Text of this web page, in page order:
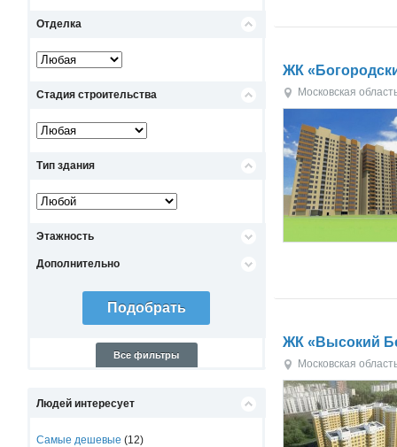
Отделка
Стадия строительства
Тип здания
Этажность
Дополнительно
Все фильтры
Людей интересует
Самые дешевые (12)
ЖК
Московская
ЖК «Высокий
Московская